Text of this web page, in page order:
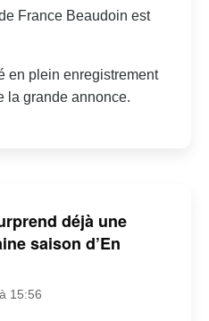
France Beaudoin est
en plein enregistrement
la grande annonce.
déjà une
saison d’En
15:56